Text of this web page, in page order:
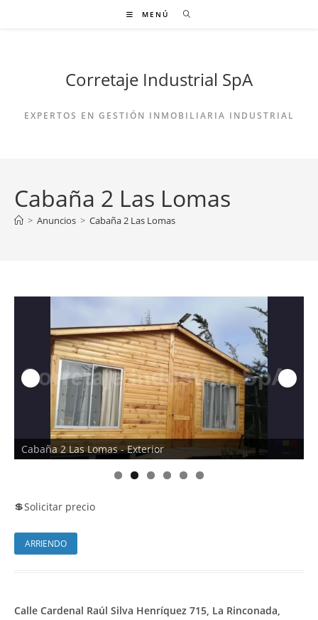
MENÚ
Corretaje Industrial SpA
EXPERTOS EN GESTIÓN INMOBILIARIA INDUSTRIAL
Cabaña 2 Las Lomas
> Anuncios > Cabaña 2 Las Lomas
Cabaña 2 Las Lomas - Exterior
💲Solicitar precio
ARRIENDO
Calle Cardenal Raúl Silva Henríquez 715, La Rinconada,